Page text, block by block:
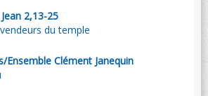
2,13-25
du temple
Ensemble Clément Janequin